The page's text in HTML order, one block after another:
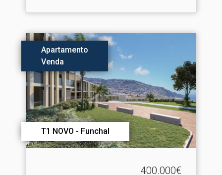
Apartamento
Venda
T1 NOVO - Funchal
400.000€